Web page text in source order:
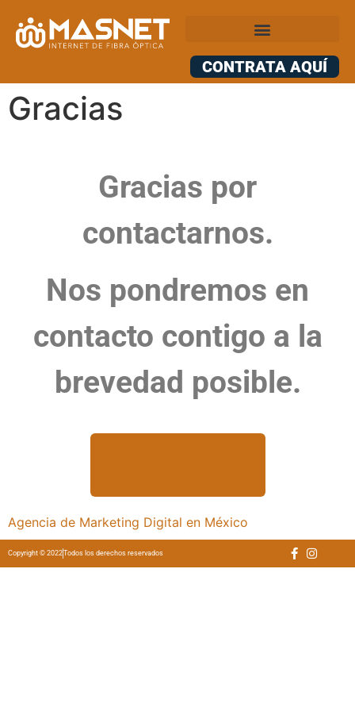
CONTRATA AQUÍ
Gracias
Gracias por
contactarnos.
Nos pondremos en
contacto contigo a la
brevedad posible.
Agencia de Marketing Digital en México
Copyright © 2022Todos los derechos reservados